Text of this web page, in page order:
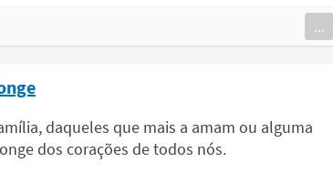
...
daqueles que mais a amam ou alguma
dos corações de todos nós.